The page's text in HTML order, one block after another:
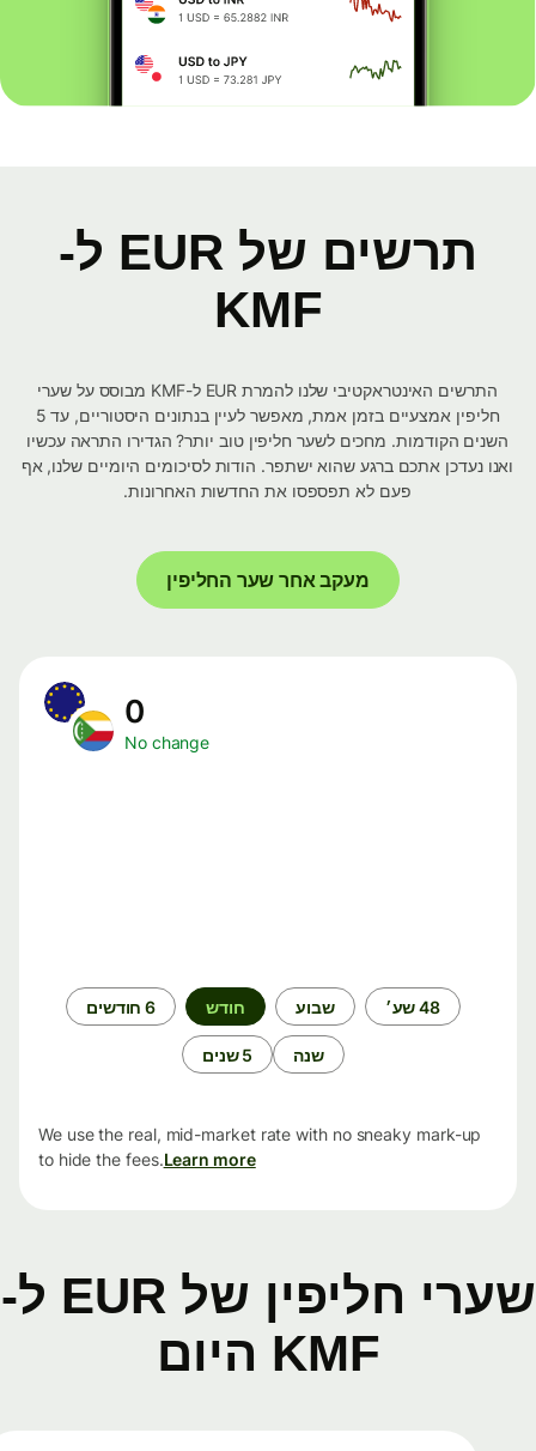
תרשים של EUR ל-
KMF
התרשים האינטראקטיבי שלנו להמרת EUR ל-KMF מבוסס על שערי
חליפין אמצעיים בזמן אמת, מאפשר לעיין בנתונים היסטוריים, עד 5
השנים הקודמות. מחכים לשער חליפין טוב יותר? הגדירו התראה עכשיו
ואנו נעדכן אתכם ברגע שהוא ישתפר. הודות לסיכומים היומיים שלנו, אף
פעם לא תפספסו את החדשות האחרונות.
מעקב אחר שער החליפין
No change
48 שע׳ שבוע חודש 6 חודשים
שנה 5 שנים
We use the real, mid-market rate with no sneaky mark-up
to hide the fees.Learn more
שערי חליפין של EUR ל-
KMF היום